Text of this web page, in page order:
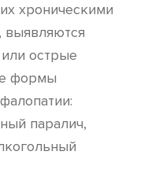
хроническими
выявляются
острые
формы
паралич,